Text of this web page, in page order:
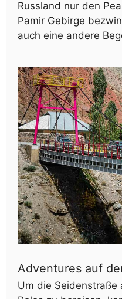
Russland nur den
Pamir Gebirge
auch eine andere
Adventures auf
Um die Seidenstraße